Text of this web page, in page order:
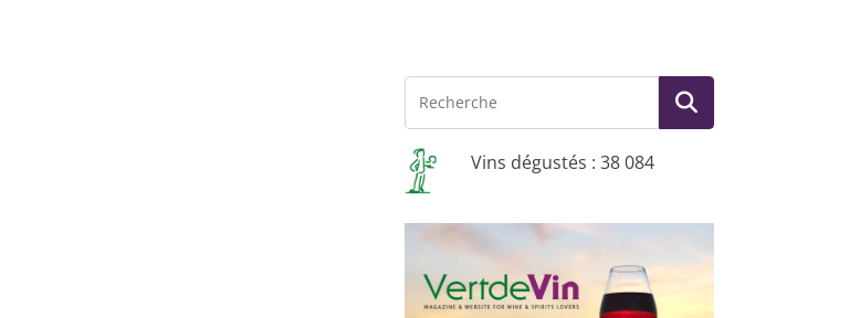
Vins dégustés : 38 084